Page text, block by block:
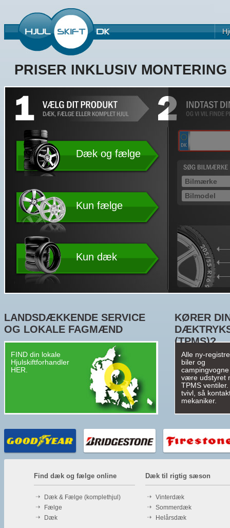
PRISER INKLUSIV
Dæk og fælge
Kun fælge
Kun dæk
LANDSDÆKKENDE SERVICE
OG LOKALE FAGMÆND
FIND din lokale
Hjulskiftforhandler
HER.
KØRER
(TPMS)?
Alle ny-
biler og
campingvogne
være udstyret
TPMS
tvivl, så
mekaniker.
Find dæk og fælge online
Dæk & Fælge (komplethjul)
Fælge
Dæk
Dæk til rigtig sæson
Vinterdæk
Sommerdæk
Helårsdæk